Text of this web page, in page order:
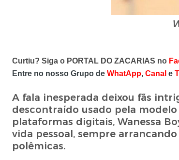
Curtiu? Siga o PORTAL DO ZACARIAS no
Entre no nosso Grupo de WhatApp, Canal e
A fala inesperada deixou fãs
descontraído usado pela
plataformas digitais, Wanessa
vida pessoal, sempre
polêmicas.